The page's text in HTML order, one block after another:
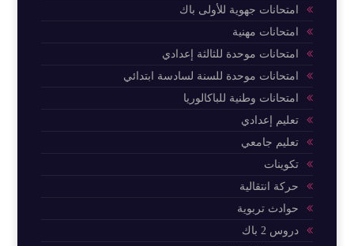
امتحانات جهوية للأولى باك
امتحانات مهنية
امتحانات موحدة للثالثة إعدادي
امتحانات موحدة للسنة لسادسة ابتدائي
امتحانات وطنية للباكالوريا
تعليم إعدادي
تعليم جامعي
تكوينات
حركة انتقالية
حوادث تربوية
دروس 2 باك